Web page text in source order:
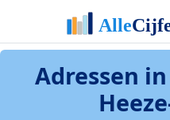
Adressen